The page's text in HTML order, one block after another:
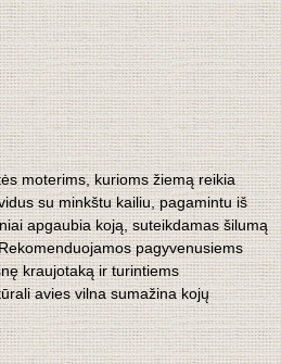
moterims, kurioms žiemą reikia
su minkštu kailiu, pagamintu iš
apgaubia koją, suteikdamas šilumą
pagyvenusiems
kraujotaką ir turintiems
avies vilna sumažina kojų